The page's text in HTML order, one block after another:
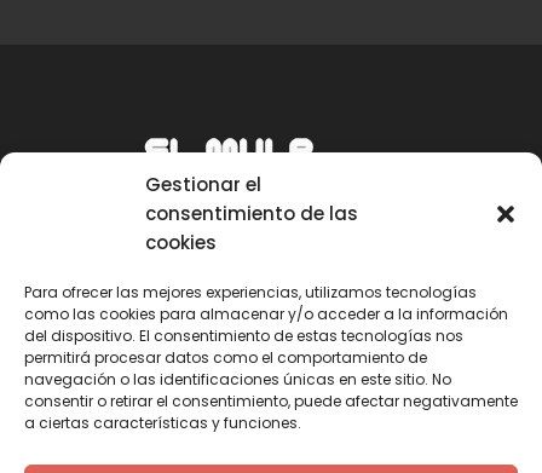
Gestionar el
consentimiento de las
cookies
Para ofrecer las mejores experiencias, utilizamos tecnologías
como las cookies para almacenar y/o acceder a la información
del dispositivo. El consentimiento de estas tecnologías nos
permitirá procesar datos como el comportamiento de
navegación o las identificaciones únicas en este sitio. No
consentir o retirar el consentimiento, puede afectar negativamente
a ciertas características y funciones.
Email
mule@mulecarajonero.com
Síguenos en redes sociales